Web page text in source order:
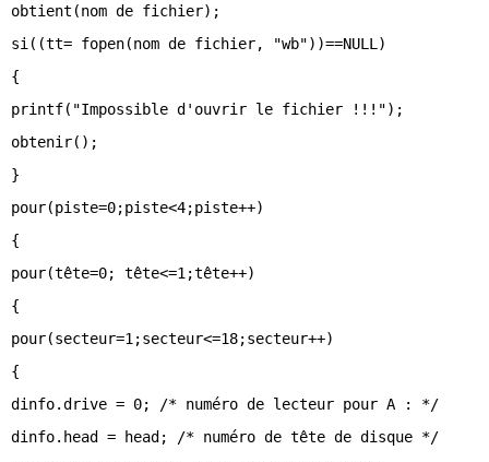
obtient(nom de fichier);
si((tt= fopen(nom de fichier, "wb"))==NULL)
{
printf("Impossible d'ouvrir le fichier !!!");
obtenir();
}
pour(piste=0;piste<4;piste++)
{
pour(tête=0; tête<=1;tête++)
{
pour(secteur=1;secteur<=18;secteur++)
{
dinfo.drive = 0; /* numéro de lecteur pour A : */
dinfo.head = head; /* numéro de tête de disque */